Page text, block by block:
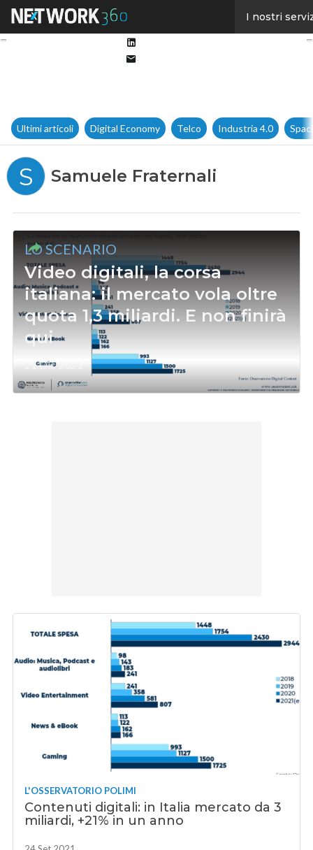
I nostri
Ultimi articoli Digital Economy Telco Industria 4.0
S Samuele Fraternali
LO SCENARIO
Video digitali, la corsa
italiana: il mercato vola oltre
quota 1,3 miliardi. E non finirà
qui
21 Dic 2021
L'OSSERVATORIO POLIMI
Contenuti digitali: in Italia mercato da 3
miliardi, +21% in un anno